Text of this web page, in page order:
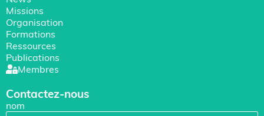
Missions
Organisation
Formations
Ressources
Publications
Membres
Contactez-nous
nom